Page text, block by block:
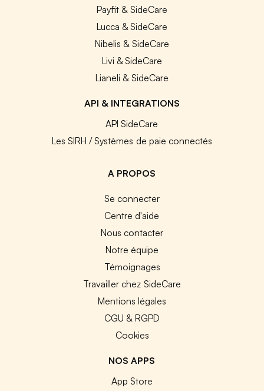
Payfit & SideCare
Lucca & SideCare
Nibelis & SideCare
Livi & SideCare
Lianeli & SideCare
API & INTEGRATIONS
API SideCare
Les SIRH / Systèmes de paie connectés
A PROPOS
Se connecter
Centre d'aide
Nous contacter
Notre équipe
Témoignages
Travailler chez SideCare
Mentions légales
CGU & RGPD
Cookies
NOS APPS
App Store